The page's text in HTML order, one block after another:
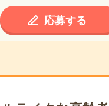
応募する